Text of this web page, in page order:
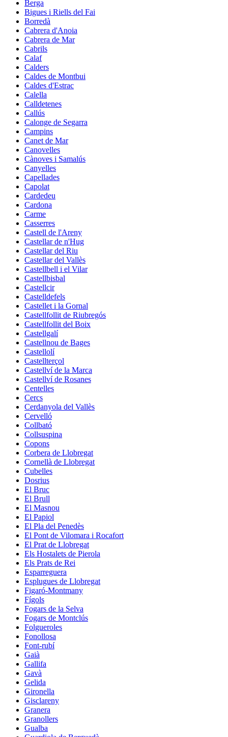
Berga
Bigues i Riells del Fai
Borredà
Cabrera d'Anoia
Cabrera de Mar
Cabrils
Calaf
Calders
Caldes de Montbui
Caldes d'Estrac
Calella
Calldetenes
Callús
Calonge de Segarra
Campins
Canet de Mar
Canovelles
Cànoves i Samalús
Canyelles
Capellades
Capolat
Cardedeu
Cardona
Carme
Casserres
Castell de l'Areny
Castellar de n'Hug
Castellar del Riu
Castellar del Vallès
Castellbell i el Vilar
Castellbisbal
Castellcir
Castelldefels
Castellet i la Gornal
Castellfollit de Riubregós
Castellfollit del Boix
Castellgalí
Castellnou de Bages
Castellolí
Castellterçol
Castellví de la Marca
Castellví de Rosanes
Centelles
Cercs
Cerdanyola del Vallès
Cervelló
Collbató
Collsuspina
Copons
Corbera de Llobregat
Cornellà de Llobregat
Cubelles
Dosrius
El Bruc
El Brull
El Masnou
El Papiol
El Pla del Penedès
El Pont de Vilomara i Rocafort
El Prat de Llobregat
Els Hostalets de Pierola
Els Prats de Rei
Esparreguera
Esplugues de Llobregat
Figaró-Montmany
Fígols
Fogars de la Selva
Fogars de Montclús
Folgueroles
Fonollosa
Font-rubí
Gaià
Gallifa
Gavà
Gelida
Gironella
Gisclareny
Granera
Granollers
Gualba